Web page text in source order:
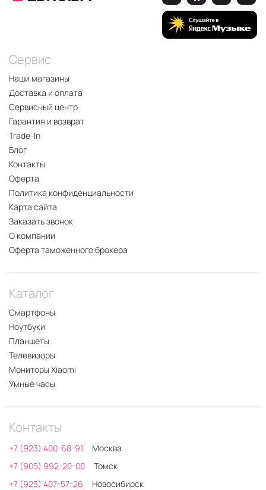
Сервис
Наши магазины
Доставка и оплата
Сервисный центр
Гарантия и возврат
Trade-In
Блог
Контакты
Оферта
Политика конфиденциальности
Карта сайта
Заказать звонок
О компании
Оферта таможенного брокера
Каталог
Смартфоны
Ноутбуки
Планшеты
Телевизоры
Мониторы Xiaomi
Умные часы
Контакты
+7 (923) 400-68-91
Москва
+7 (905) 992-20-00
Томск
+7 (923) 407-57-26
Новосибирск